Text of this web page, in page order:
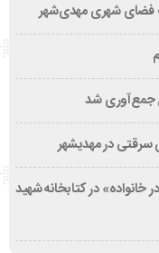
فضای شهری مهدی‌شهر
خانواده» در کتابخانه شهید